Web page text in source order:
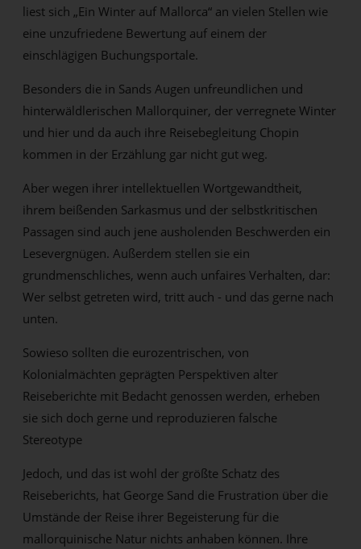
liest sich „Ein Winter auf Mallorca“ an vielen Stellen wie
eine unzufriedene Bewertung auf einem der
einschlägigen Buchungsportale.
Besonders die in Sands Augen unfreundlichen und
hinterwäldlerischen Mallorquiner, der verregnete Winter
und hier und da auch ihre Reisebegleitung Chopin
kommen in der Erzählung gar nicht gut weg.
Aber wegen ihrer intellektuellen Wortgewandtheit,
ihrem beißenden Sarkasmus und der selbstkritischen
Passagen sind auch jene ausholenden Beschwerden ein
Lesevergnügen. Außerdem stellen sie ein
grundmenschliches, wenn auch unfaires Verhalten, dar:
Wer selbst getreten wird, tritt auch - und das gerne nach
unten.
Sowieso sollten die eurozentrischen, von
Kolonialmächten geprägten Perspektiven alter
Reiseberichte mit Bedacht genossen werden, erheben
sie sich doch gerne und reproduzieren falsche
Stereotype
Jedoch, und das ist wohl der größte Schatz des
Reiseberichts, hat George Sand die Frustration über die
Umstände der Reise ihrer Begeisterung für die
mallorquinische Natur nichts anhaben können. Ihre